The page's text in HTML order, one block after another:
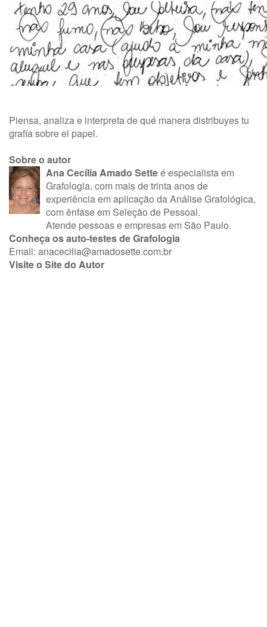
Piensa, analiza e interpreta de qué manera distribuyes tu
grafía sobre el papel.
Sobre o autor
Ana Cecília Amado Setteé especialista em
Grafologia, com mais de trinta anos de
experiência em aplicação da Análise Grafológica,
com ênfase em Seleção de Pessoal.
Atende pessoas e empresas em São Paulo.
Conheça os auto-testes de Grafologia
Email: anacecilia@amadosette.com.br
Visite o Site do Autor